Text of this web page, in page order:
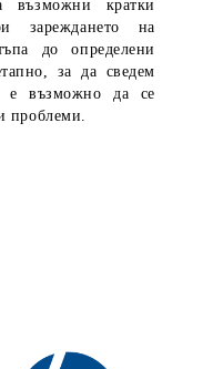
възможни кратки
зареждането на
до определени
за да сведем
е възможно да се
проблеми.